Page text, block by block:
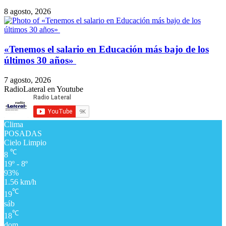
8 agosto, 2026
​«Tenemos el salario en Educación más bajo de los
últimos 30 años»
7 agosto, 2026
RadioLateral en Youtube
Clima
POSADAS
Cielo Limpio
8 ℃
19º - 8º
93%
1.56 km/h
19℃
sáb
18℃